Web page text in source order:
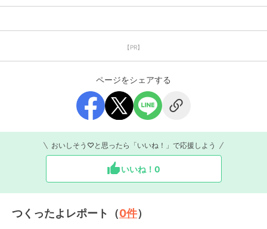
【PR】
ページをシェアする
おいしそう♡と思ったら「いいね！」で応援しよう
いいね！ 0
つくったよレポート（0件）